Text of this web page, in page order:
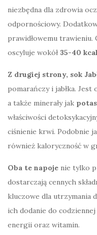
niezbędna dla zdrowia
odpornościowy.
prawidłowemu trawieniu.
oscyluje wokół 35-40 kcal
Z drugiej strony, sok
pomarańczy i jabłka. Jest
a także minerały jak potas
właściwości
ciśnienie krwi. Podobnie
również kaloryczność w
Oba te napoje nie tylko
dostarczają cennych
kluczowe dla utrzymania
ich dodanie do
energii oraz witamin.